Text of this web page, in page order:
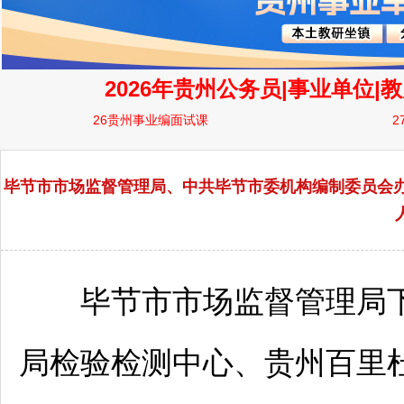
毕节市市场监督管理局、中共毕节市委机构编制委员
毕节市市场监督管理局
局检验检测中心、贵州百里